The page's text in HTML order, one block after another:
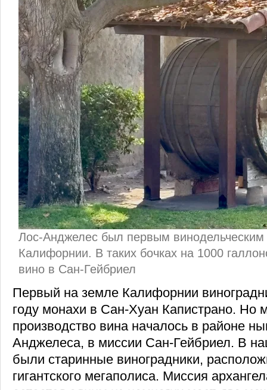
Лос-Анджелес был первым винодельческим
Калифорнии. В таких бочках на 1000
вино в Сан-Гейбриел
Первый на земле Калифорнии
году монахи в Сан-Хуан Капистрано. Но
производство вина началось в районе
Анджелеса, в миссии Сан-Гейбриел. В
были старинные виноградники,
гигантского мегаполиса. Миссия